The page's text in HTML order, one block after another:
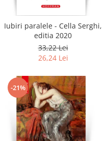
Iubiri paralele - Cella Serghi,
editia 2020
33,22 Lei
26,24 Lei
-21%